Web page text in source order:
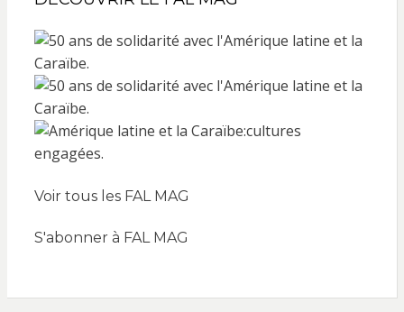
Voir tous les FAL MAG
S'abonner à FAL MAG